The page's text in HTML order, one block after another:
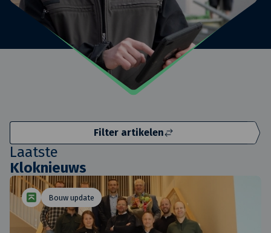
Filter artikelen
Laatste
Kloknieuws
Bouw update